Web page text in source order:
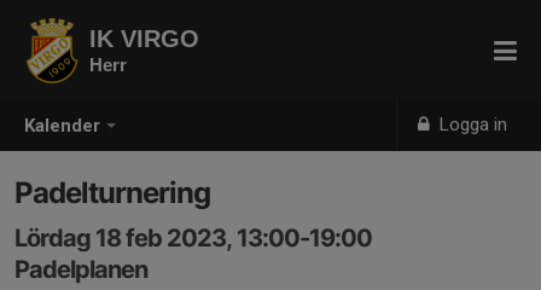
Kalender Logga in
IK VIRGO
Herr
Padelturnering
Lördag 18 feb 2023, 13:00-19:00
Padelplanen